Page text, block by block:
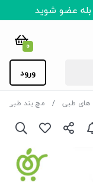
عضو شوید
0
ورود
های طبی مچ بند طبی